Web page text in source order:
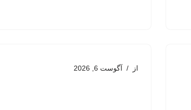
از آگوست 6, 2026